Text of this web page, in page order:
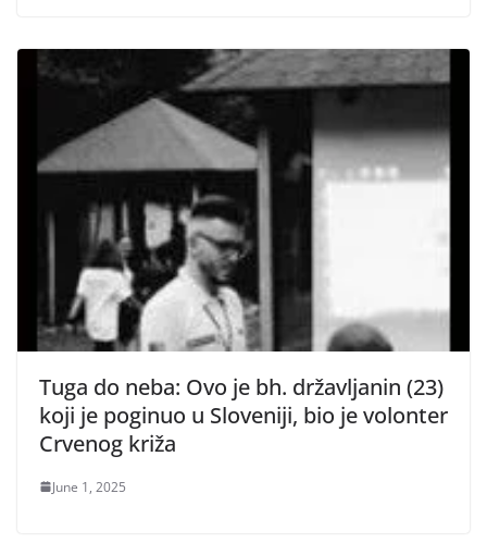
Tuga do neba: Ovo je bh. državljanin (23)
koji je poginuo u Sloveniji, bio je volonter
Crvenog križa
June 1, 2025